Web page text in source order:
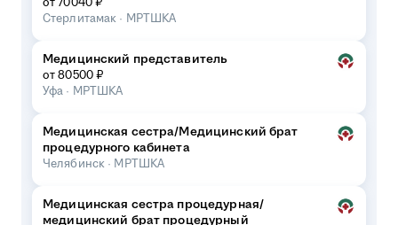
Стерлитамак · МРТШКА
Медицинский представитель
от 80500 ₽
Уфа · МРТШКА
Медицинская сестра/Медицинский брат
процедурного кабинета
Челябинск · МРТШКА
Медицинская сестра процедурная/
медицинский брат процедурный